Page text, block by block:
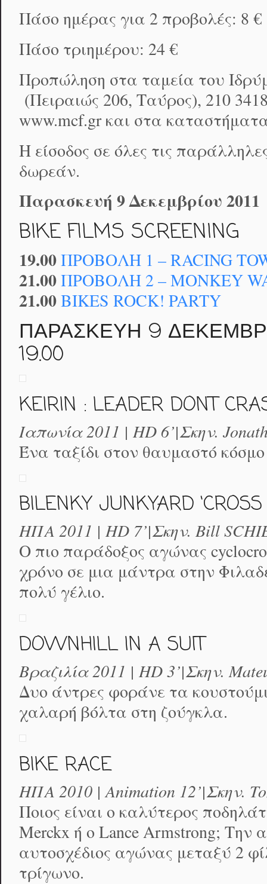
Πάσο ημέρας για 2 προβολές: 8 €
Πάσο τριημέρου: 24 €
Προπώληση στα ταμεία του
(Πειραιώς 206, Ταύρος), 210
www.mcf.gr και στα
Η είσοδος σε όλες τις
δωρεάν.
Παρασκευή 9 Δεκεμβρίου 2011
BIKE FILMS SCREENING
19.00ΠΡΟΒΟΛΗ 1 – RACING
21.00ΠΡΟΒΟΛΗ 2 – MONKEY
21.00BIKES ROCK! PARTY
ΠΑΡΑΣΚΕΥΗ 9
19.00
KEIRIN : LEADER DONT
Ιαπωνία 2011 | HD 6’|Σκην.
Ένα ταξίδι στον θαυμαστό
BILENKY JUNKYARD ‘CROSS
ΗΠΑ 2011 | HD 7’|Σκην. Bill
Ο πιο παράδοξος αγώνας
χρόνο σε μια μάντρα στην
πολύ γέλιο.
DOWNHILL IN A SUIT
Βραζιλία 2011 | HD 3’|Σκην.
Δυο άντρες φοράνε τα
χαλαρή βόλτα στη ζούγκλα.
BIKE RACE
ΗΠΑ 2010 | Animation 12’|Σκην.
Ποιος είναι ο καλύτερος
Merckx ή ο Lance Armstrong; Την
αυτοσχέδιος αγώνας μεταξύ 2
τρίγωνο.